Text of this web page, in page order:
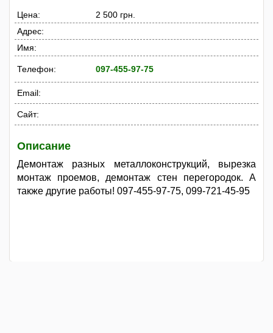
Цена:
2 500 грн.
Адрес:
Имя:
Телефон: 097-455-97-75
Email:
Сайт:
Описание
Демонтаж разных металлоконструкций, вырезка
монтаж проемов, демонтаж стен перегородок. А
также другие работы! 097-455-97-75, 099-721-45-95